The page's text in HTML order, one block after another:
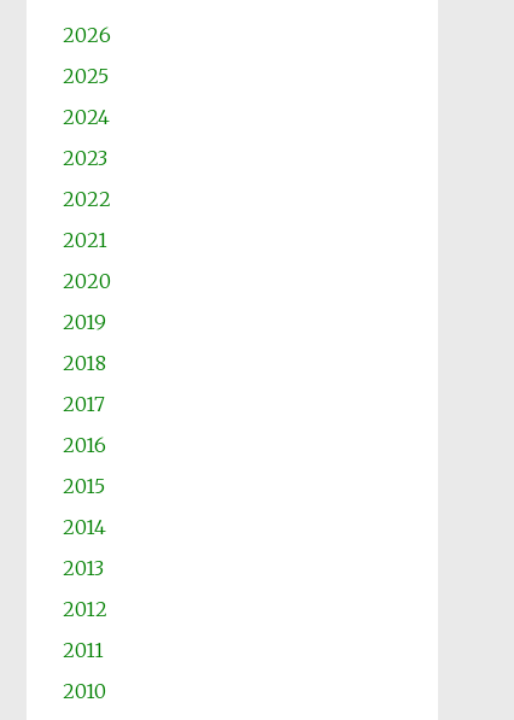
2026
2025
2024
2023
2022
2021
2020
2019
2018
2017
2016
2015
2014
2013
2012
2011
2010